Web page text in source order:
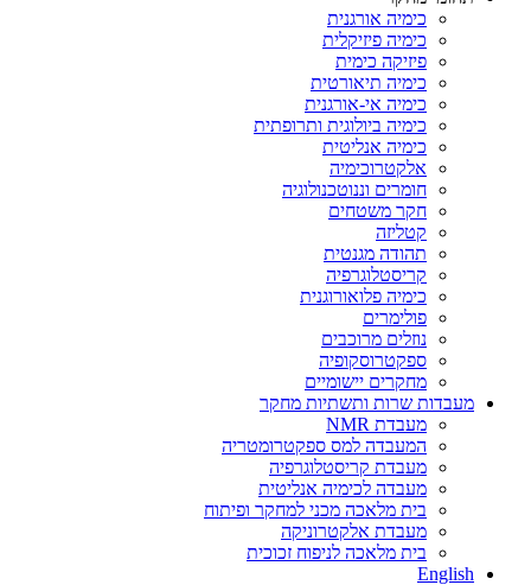
כימיה אורגנית
כימיה פיזיקלית
פיזיקה כימית
כימיה תיאורטית
כימיה אי-אורגנית
כימיה ביולוגית ותרופתית
כימיה אנליטית
אלקטרוכימיה
חומרים וננוטכנולוגיה
חקר משטחים
קטליזה
תהודה מגנטית
קריסטלוגרפיה
כימיה פלואורוגנית
פולימרים
נוזלים מרוכבים
ספקטרוסקופיה
מחקרים יישומיים
מעבדות שרות ותשתיות מחקר
מעבדת NMR
המעבדה למס ספקטרומטריה
מעבדת קריסטלוגרפיה
מעבדה לכימיה אנליטית
בית מלאכה מכני למחקר ופיתוח
מעבדת אלקטרוניקה
בית מלאכה לניפוח זכוכית
English